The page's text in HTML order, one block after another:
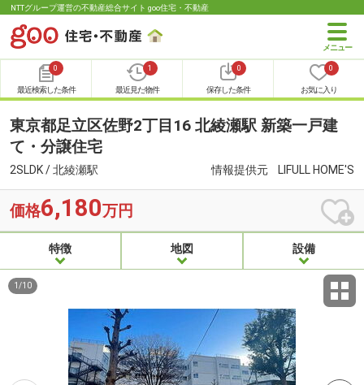
NTTグループ運営の不動産総合サイト goo住宅・不動産
0
最近検索した条件
1
最近見た物件
0
保存した条件
0
お気に入り
東京都足立区佐野2丁目16 北綾瀬駅 新築一戸建
て・分譲住宅
2SLDK / 北綾瀬駅 情報提供元 LIFULL HOME'S
価格6,180万円
特徴 地図 設備
1 /10